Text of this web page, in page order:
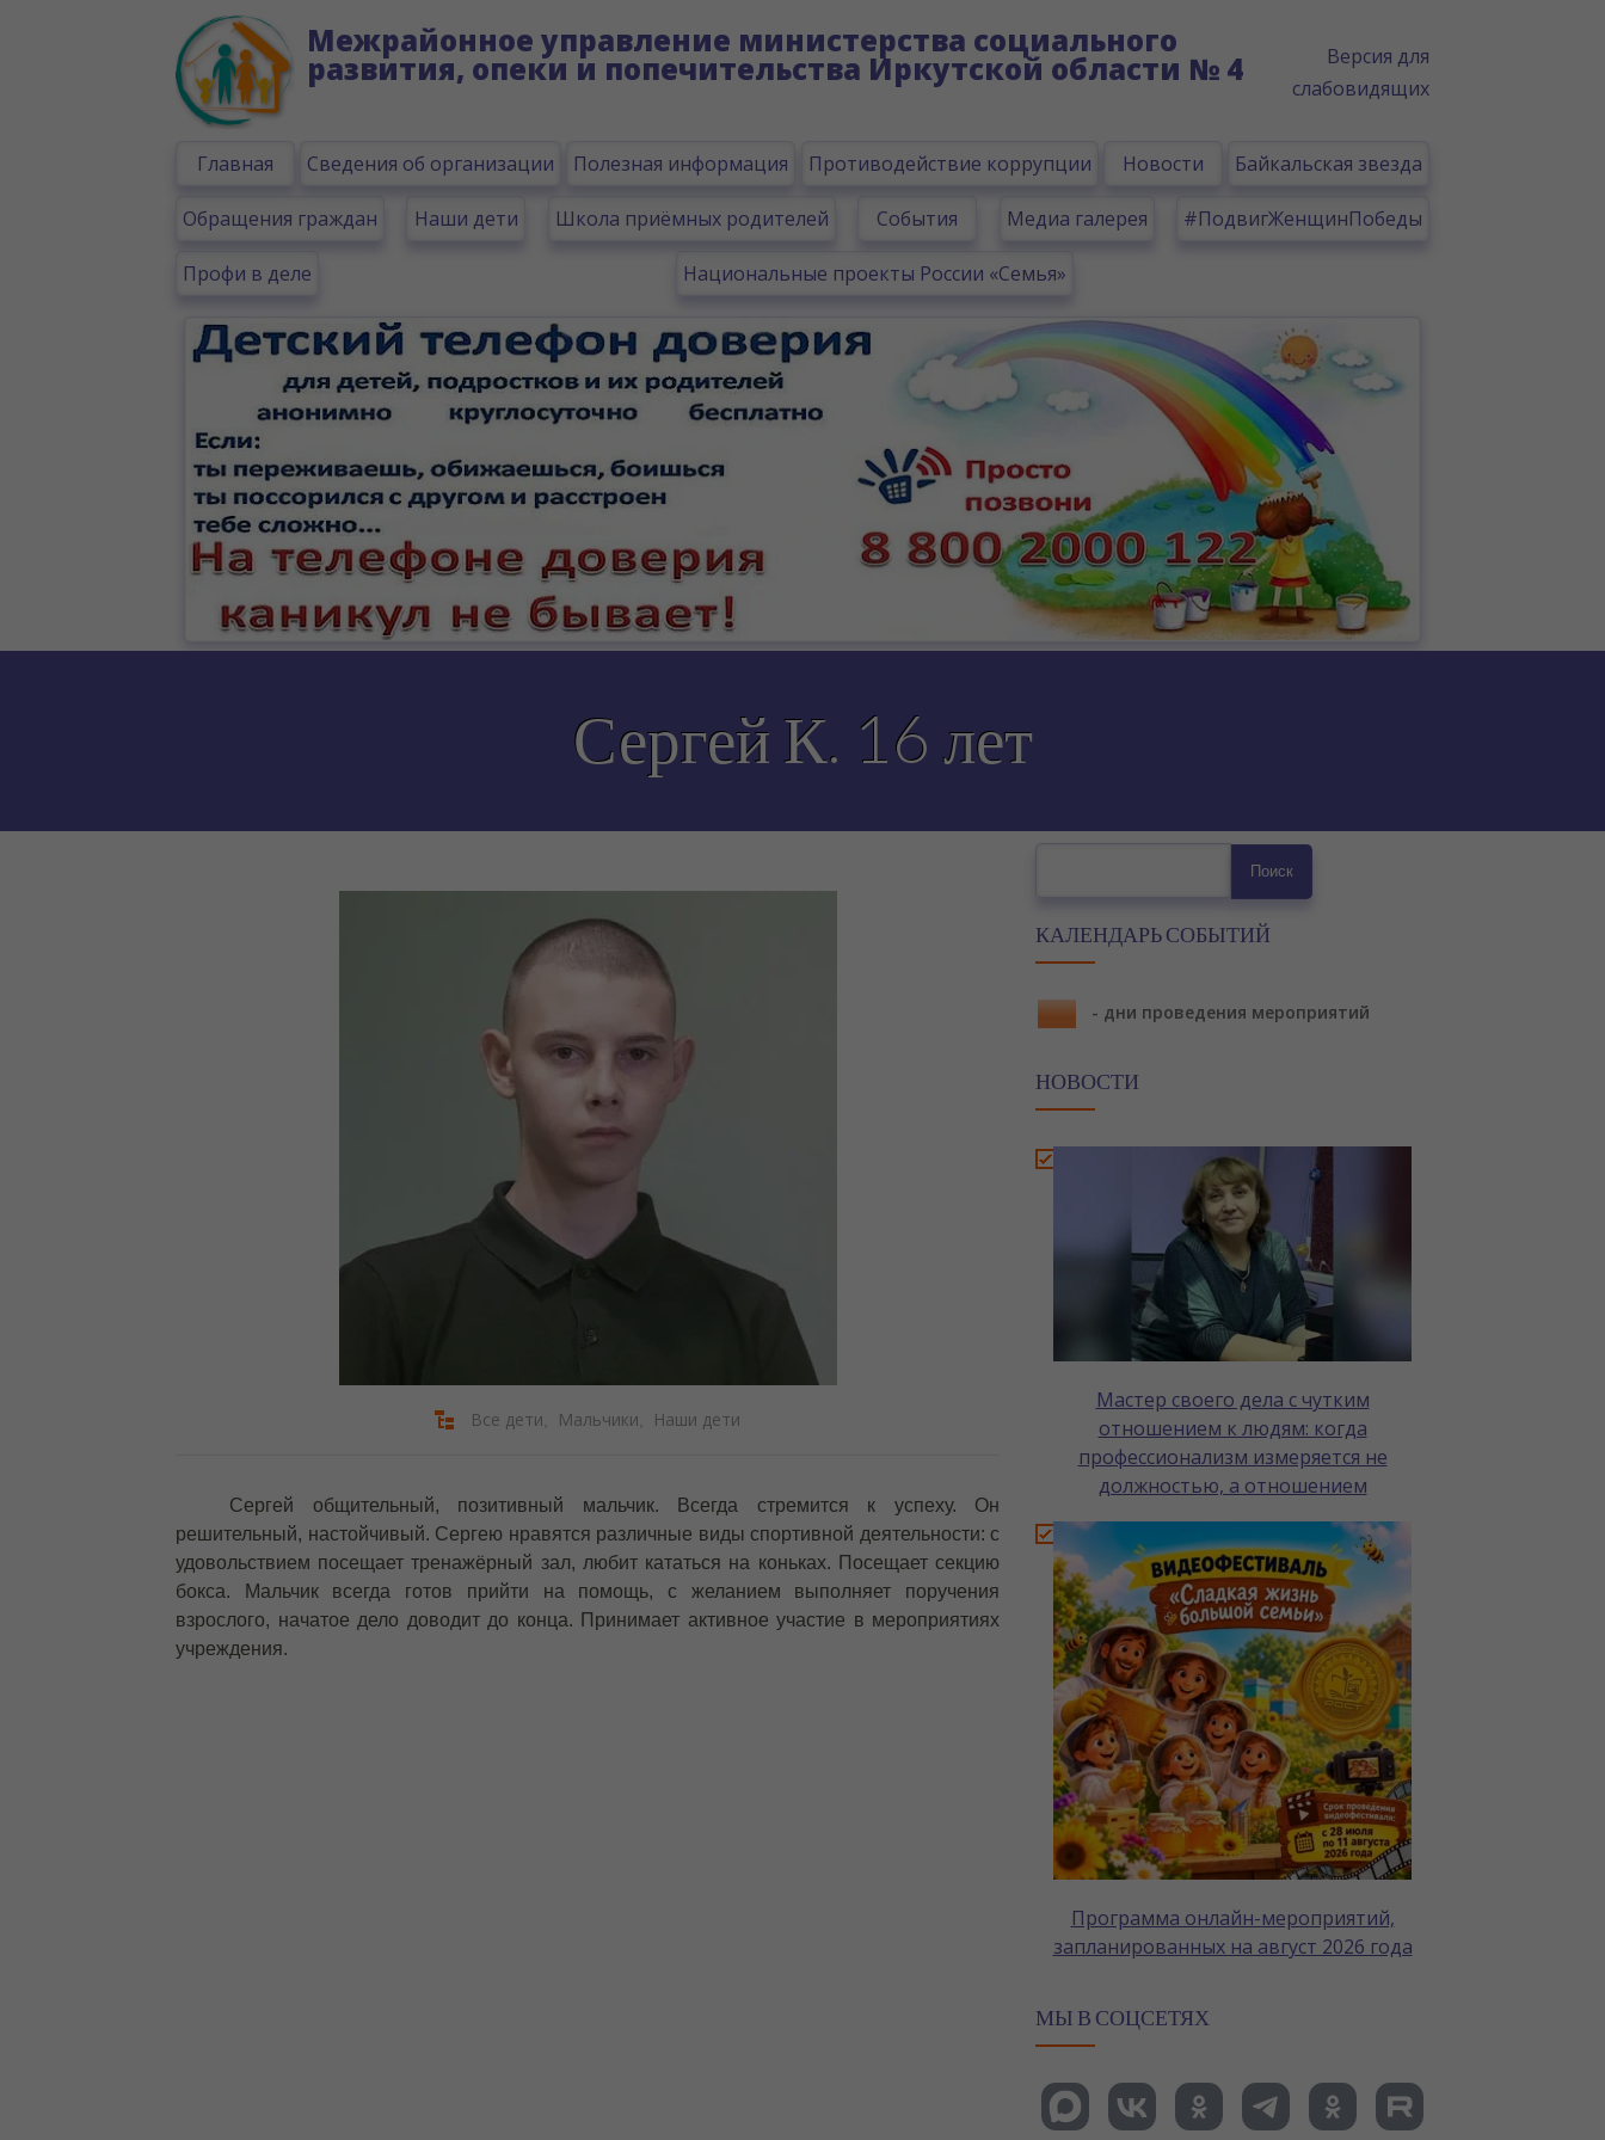
Межрайонное управление министерства социального
развития, опеки и попечительства Иркутской области № 4
Версия для
слабовидящих
Главная Сведения об организации Полезная информация Противодействие коррупции Новости Байкальская звезда
Обращения граждан Наши дети Школа приёмных родителей События Медиа галерея #ПодвигЖенщинПобеды
Профи в деле Национальные проекты России «Семья»
Сергей К. 16 лет
Все дети, Мальчики, Наши дети
Сергей общительный, позитивный мальчик. Всегда стремится к успеху. Он
решительный, настойчивый. Сергею нравятся различные виды спортивной деятельности: с
удовольствием посещает тренажёрный зал, любит кататься на коньках. Посещает секцию
бокса. Мальчик всегда готов прийти на помощь, с желанием выполняет поручения
взрослого, начатое дело доводит до конца. Принимает активное участие в мероприятиях
учреждения.
Поиск
КАЛЕНДАРЬ СОБЫТИЙ
- дни проведения мероприятий
НОВОСТИ
Мастер своего дела с чутким
отношением к людям: когда
профессионализм измеряется не
должностью, а отношением
Программа онлайн-мероприятий,
запланированных на август 2026 года
МЫ В СОЦСЕТЯХ